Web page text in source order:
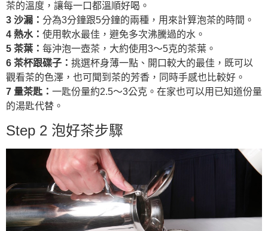
茶的溫度，讓每一口都溫順好喝。
3 沙漏： 分為3分鐘跟5分鐘的兩種，用來計算泡茶的時間。
4 熱水： 使用軟水最佳，避免多次沸騰過的水。
5 茶葉： 每沖泡一壺茶，大約使用3～5克的茶葉。
6 茶杯跟碟子： 挑選杯身薄一點、開口較大的最佳，既可以
觀看茶的色澤，也可聞到茶的芳香，同時手感也比較好。
7 量茶匙： 一匙份量約2.5～3公克。在家也可以用已知道份量
的湯匙代替。
Step 2 泡好茶步驟